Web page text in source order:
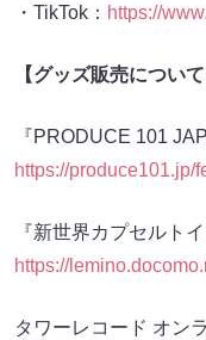
・TikTok： https://
【グッズ販売について
『PRODUCE 101
https://produce101.jp/
『新世界カプセルトイ
https://
タワーレコード オン